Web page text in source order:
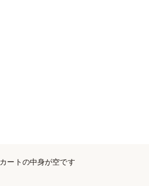
カートの中身が空です
JEWELRY